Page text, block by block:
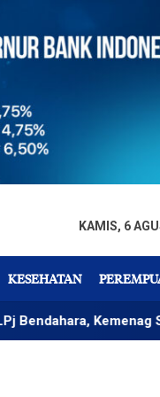
KAMIS, 6
KESEHATAN
Sulteng